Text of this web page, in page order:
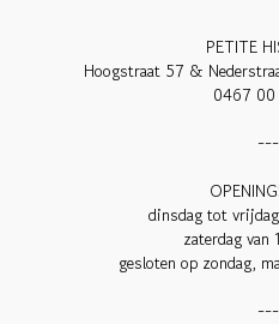
PETITE
Hoogstraat 57 &
0467
---
dinsdag tot
zaterdag van
gesloten op zondag,
---